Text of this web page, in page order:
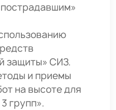
защиты» СИЗ.
и приемы
на высоте для
групп».